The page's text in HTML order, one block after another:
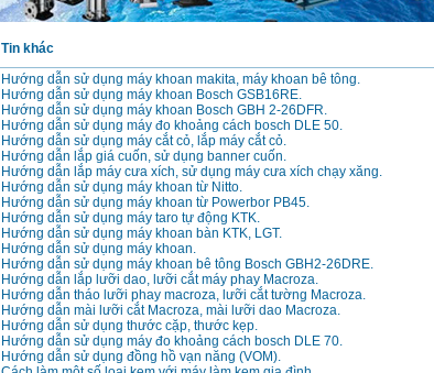
Tin khác
Hướng dẫn sử dụng máy khoan makita, máy khoan bê tông.
Hướng dẫn sử dụng máy khoan Bosch GSB16RE.
Hướng dẫn sử dụng máy khoan Bosch GBH 2-26DFR.
Hướng dẫn sử dụng máy đo khoảng cách bosch DLE 50.
Hướng dẫn sử dụng máy cắt cỏ, lắp máy cắt cỏ.
Hướng dẫn lắp giá cuốn, sử dụng banner cuốn.
Hướng dẫn lắp máy cưa xích, sử dụng máy cưa xích chạy xăng.
Hướng dẫn sử dụng máy khoan từ Nitto.
Hướng dẫn sử dụng máy khoan từ Powerbor PB45.
Hướng dẫn sử dụng máy taro tự động KTK.
Hướng dẫn sử dụng máy khoan bàn KTK, LGT.
Hướng dẫn sử dụng máy khoan.
Hướng dẫn sử dụng máy khoan bê tông Bosch GBH2-26DRE.
Hướng dẫn lắp lưỡi dao, lưỡi cắt máy phay Macroza.
Hướng dẫn tháo lưỡi phay macroza, lưỡi cắt tường Macroza.
Hướng dẫn mài lưỡi cắt Macroza, mài lưỡi dao Macroza.
Hướng dẫn sử dụng thước cặp, thước kẹp.
Hướng dẫn sử dụng máy đo khoảng cách bosch DLE 70.
Hướng dẫn sử dụng đồng hồ vạn năng (VOM).